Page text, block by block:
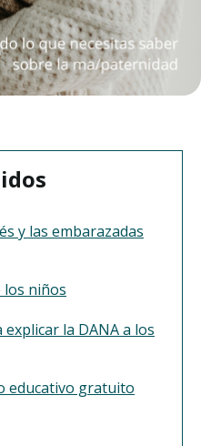
y las embarazadas
los niños
la DANA a los
educativo gratuito